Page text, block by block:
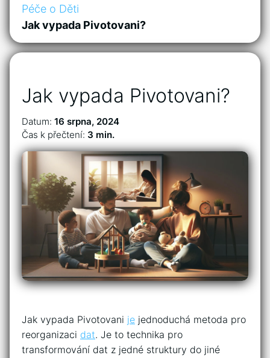
Péče o Děti
Jak vypada Pivotovani?
Jak vypada Pivotovani?
Datum: 16 srpna, 2024
Čas k přečtení: 3 min.
Jak vypada Pivotovani je jednoduchá metoda pro
reorganizaci dat. Je to technika pro
transformování dat z jedné struktury do jiné